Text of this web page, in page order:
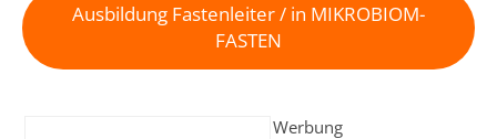
Ausbildung Fastenleiter / in MIKROBIOM-
FASTEN
Werbung